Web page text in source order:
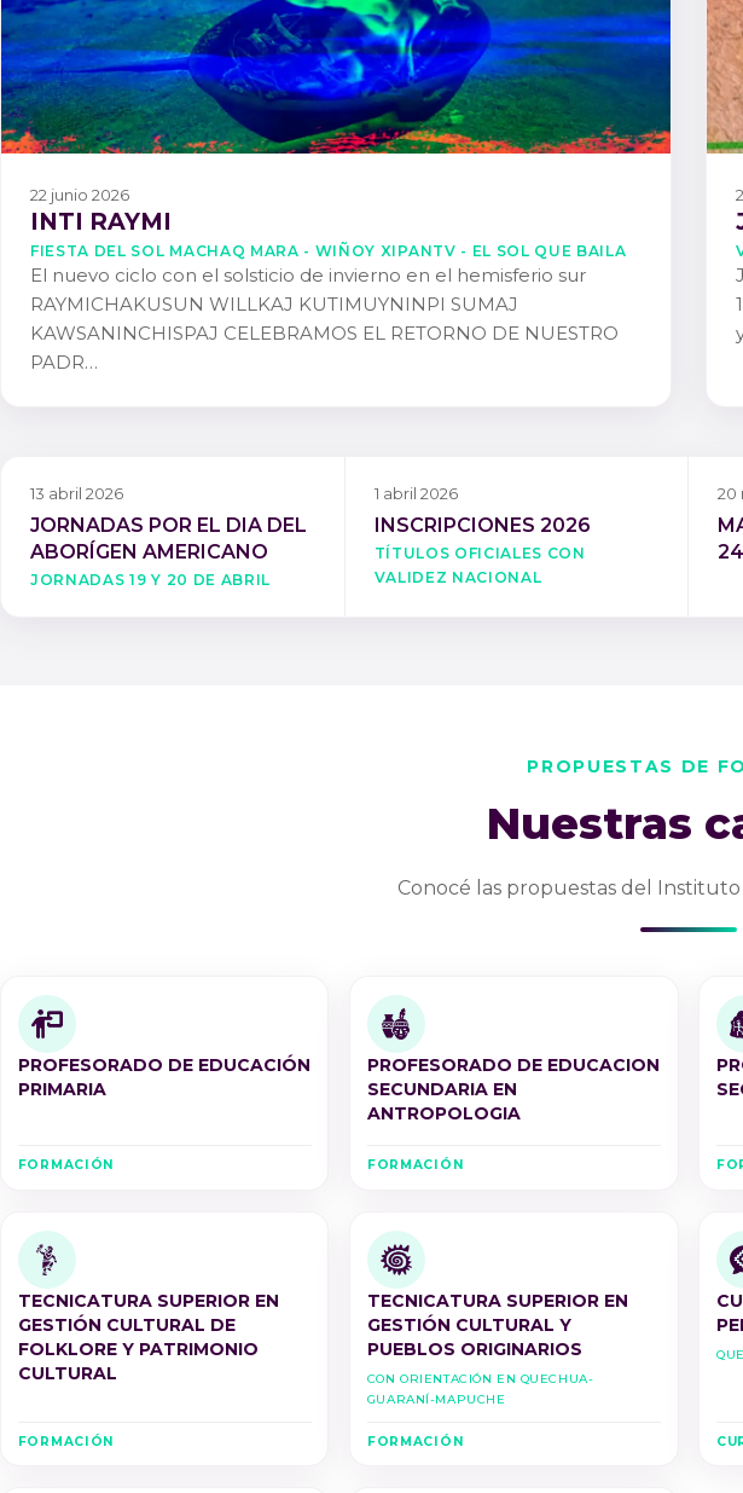
22 junio 2026
INTI RAYMI
FIESTA DEL SOL MACHAQ MARA - WIÑOY XIPANTV - EL SOL QUE BAILA
El nuevo ciclo con el solsticio de invierno en el hemisferio sur
RAYMICHAKUSUN WILLKAJ KUTIMUYNINPI SUMAJ
KAWSANINCHISPAJ CELEBRAMOS EL RETORNO DE NUESTRO
PADR…
13 abril 2026
JORNADAS POR EL DIA DEL
ABORÍGEN AMERICANO
Jornadas 19 y 20 de Abril
1 abril 2026
INSCRIPCIONES 2026
Títulos oficiales con
validez nacional
20
24
PROPUESTAS DE
Nuestras
Conocé las propuestas del
PROFESORADO DE EDUCACIÓN
PRIMARIA
FORMACIÓN
PROFESORADO DE EDUCACION
SECUNDARIA EN
ANTROPOLOGIA
FORMACIÓN
TECNICATURA SUPERIOR EN
GESTIÓN CULTURAL DE
FOLKLORE Y PATRIMONIO
CULTURAL
FORMACIÓN
TECNICATURA SUPERIOR EN
GESTIÓN CULTURAL Y
PUEBLOS ORIGINARIOS
Con Orientación en Quechua-
Guaraní-Mapuche
FORMACIÓN